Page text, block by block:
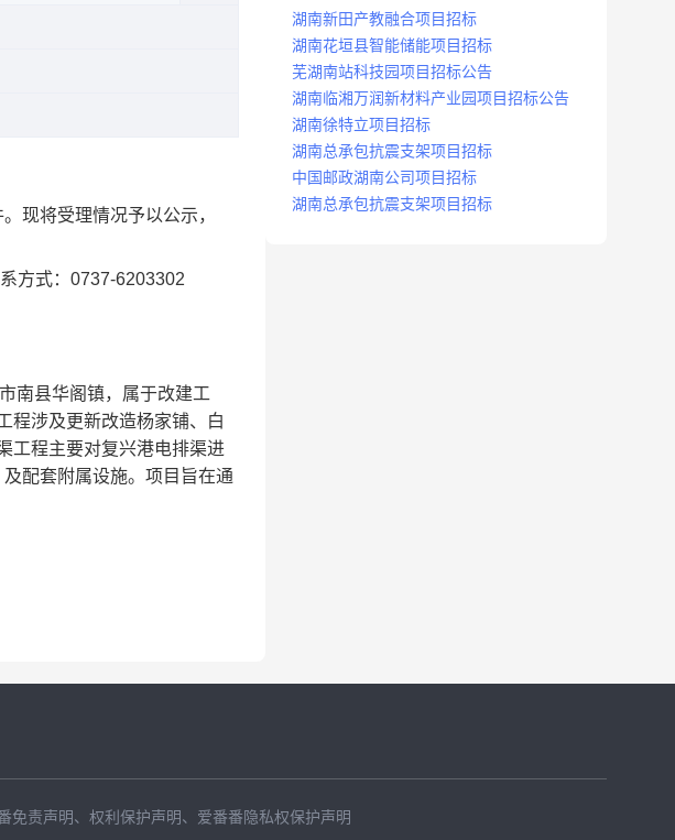
现将受理情况予以公示，
方式：0737-6203302
南县华阁镇，属于改建工
程涉及更新改造杨家铺、白
工程主要对复兴港电排渠进
配套附属设施。项目旨在通
湖南新田产教融合项目招标
湖南花垣县智能储能项目招标
芜湖南站科技园项目招标公告
湖南临湘万润新材料产业园项目招标公告
湖南徐特立项目招标
湖南总承包抗震支架项目招标
中国邮政湖南公司项目招标
湖南总承包抗震支架项目招标
免责声明 、 权利保护声明 、 爱番番隐私权保护声明